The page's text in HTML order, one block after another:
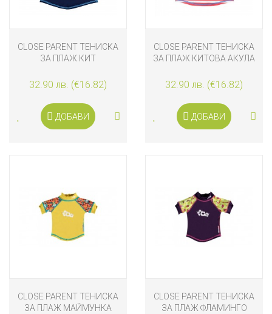
CLOSE PARENT ТЕНИСКА
ЗА ПЛАЖ КИТ
32.90 лв. (€16.82)
ДОБАВИ
CLOSE PARENT ТЕНИСКА
ЗА ПЛАЖ КИТОВА АКУЛА
32.90 лв. (€16.82)
ДОБАВИ
CLOSE PARENT ТЕНИСКА
ЗА ПЛАЖ МАЙМУНКА
CLOSE PARENT ТЕНИСКА
ЗА ПЛАЖ ФЛАМИНГО